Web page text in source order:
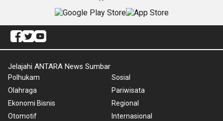
Jelajahi ANTARA News Sumbar
Polhukam
Olahraga
Ekonomi Bisnis
Otomotif
Sosial
Pariwisata
Regional
Internasional